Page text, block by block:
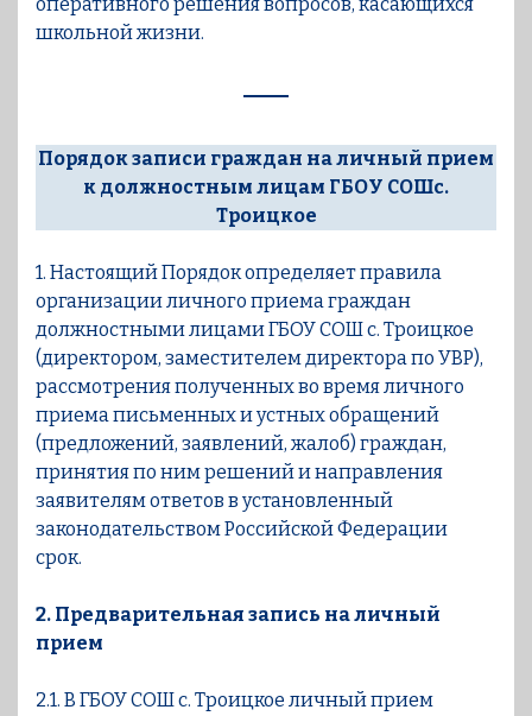
оперативного решения вопросов, касающихся
школьной жизни.
Порядок записи граждан на личный прием
к должностным лицам ГБОУ СОШс.
Троицкое
1. Настоящий Порядок определяет правила
организации личного приема граждан
должностными лицами ГБОУ СОШ с. Троицкое
(директором, заместителем директора по УВР),
рассмотрения полученных во время личного
приема письменных и устных обращений
(предложений, заявлений, жалоб) граждан,
принятия по ним решений и направления
заявителям ответов в установленный
законодательством Российской Федерации
срок.
2. Предварительная запись на личный
прием
2.1. В ГБОУ СОШ с. Троицкое личный прием